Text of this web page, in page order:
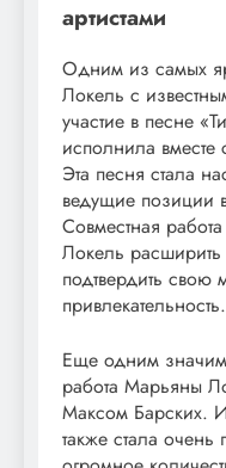
артистами
Одним из самых
Локель с
участие в песне
исполнила
Эта песня стала
ведущие позиции
Совместная
Локель
подтвердить свою
привлекательность.
Еще одним
работа Марьяны
Максом Барских.
также стала